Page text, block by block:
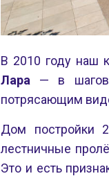
В 2010 году наш
Лара — в
потрясающим
Дом постройки
лестничные
Это и есть